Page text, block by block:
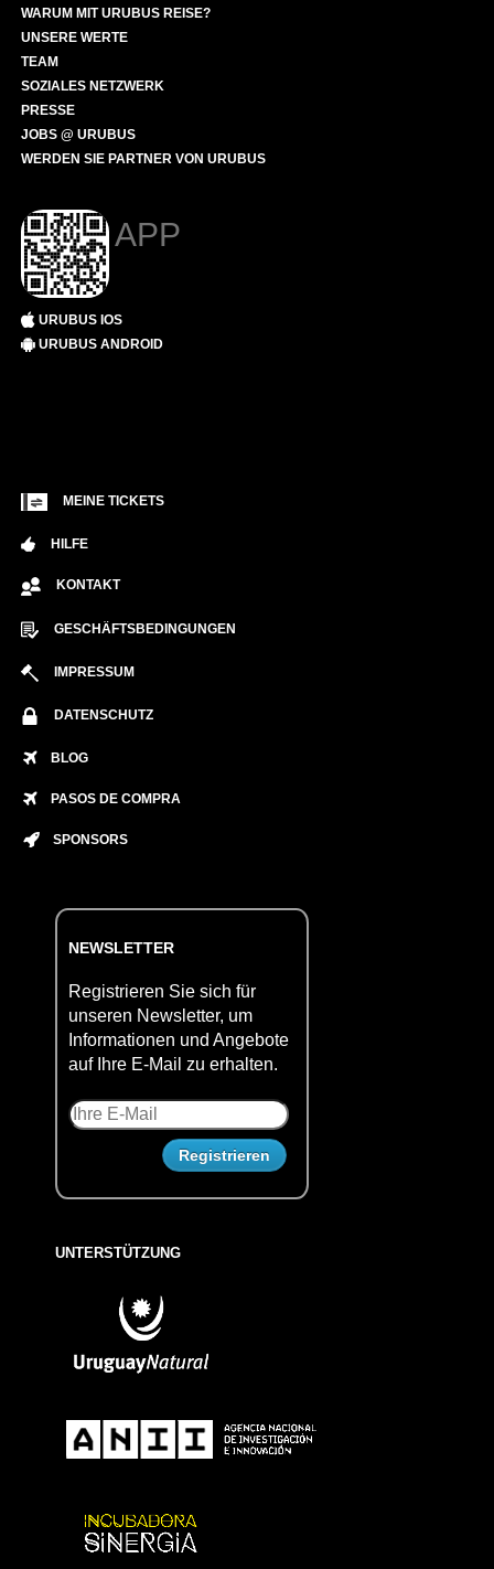
WARUM MIT URUBUS REISE?
UNSERE WERTE
TEAM
SOZIALES NETZWERK
PRESSE
JOBS @ URUBUS
WERDEN SIE PARTNER VON URUBUS
APP
URUBUS IOS
URUBUS ANDROID
MEINE TICKETS
HILFE
KONTAKT
GESCHÄFTSBEDINGUNGEN
IMPRESSUM
DATENSCHUTZ
BLOG
PASOS DE COMPRA
SPONSORS
NEWSLETTER
Registrieren Sie sich für
unseren Newsletter, um
Informationen und Angebote
auf Ihre E-Mail zu erhalten.
UNTERSTÜTZUNG